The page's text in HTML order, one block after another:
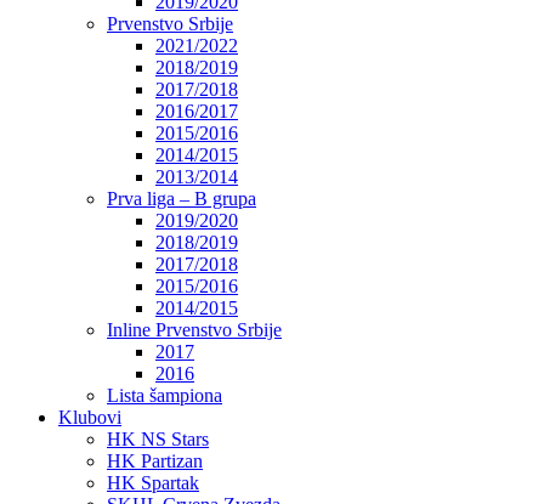
Prvenstvo Srbije
2021/2022
2018/2019
2017/2018
2016/2017
2015/2016
2014/2015
2013/2014
Prva liga – B grupa
2019/2020
2018/2019
2017/2018
2015/2016
2014/2015
Inline Prvenstvo Srbije
2017
2016
Lista šampiona
Klubovi
HK NS Stars
HK Partizan
HK Spartak